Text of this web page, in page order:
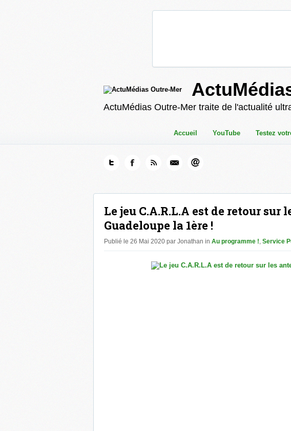
ActuMédias Outre-Mer traite de l'actualité
Accueil YouTube Testez
Le jeu C.A.R.L.A est de retour sur
Guadeloupe la 1ère !
Publié le 26 Mai 2020 par Jonathan in Au programme !, Service